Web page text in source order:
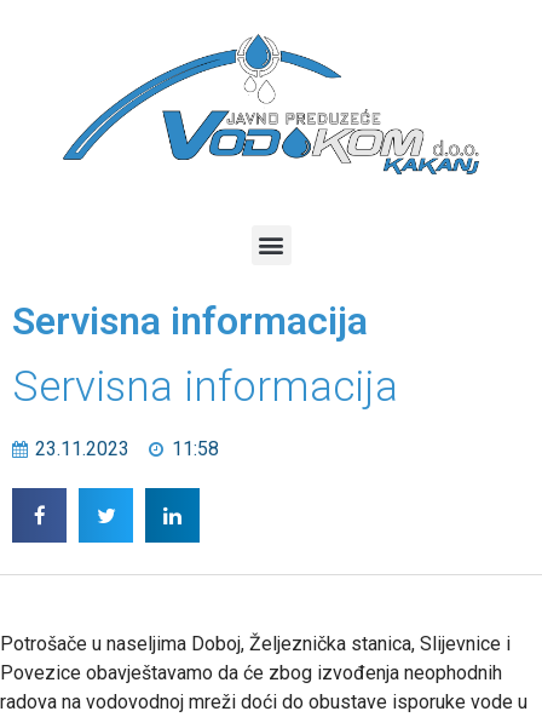
Servisna informacija
Servisna informacija
23.11.2023 11:58
Potrošače u naseljima Doboj, Željeznička stanica, Slijevnice i
Povezice obavještavamo da će zbog izvođenja neophodnih
radova na vodovodnoj mreži doći do obustave isporuke vode u